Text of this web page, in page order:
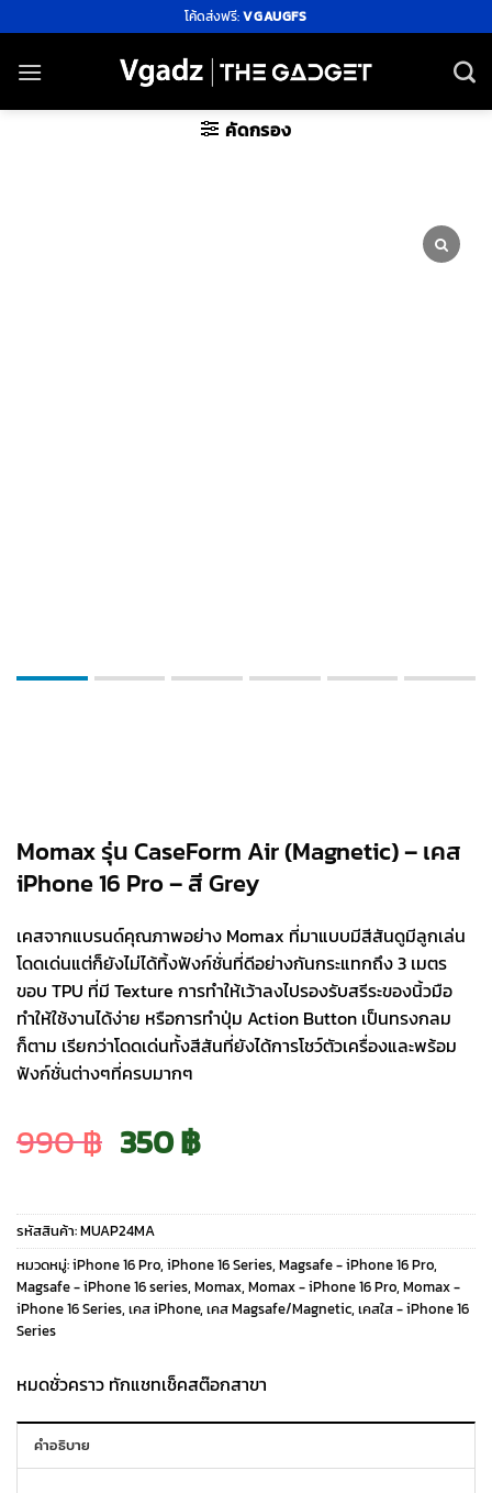
ไป
ยัง
โค้ดส่งฟรี:VGAUGFS
คัดกรอง
Momax รุ่น CaseForm Air (Magnetic) – เคส
iPhone 16 Pro – สี Grey
เคสจากแบรนด์คุณภาพอย่าง Momax ที่มาแบบมีสีสันดูมีลูกเล่น
โดดเด่นแต่ก็ยังไม่ได้ทิ้งฟังก์ชั่นที่ดีอย่างกันกระแทกถึง 3 เมตร
ขอบ TPU ที่มี Texture การทำให้เว้าลงไปรองรับสรีระของนิ้วมือ
ทำให้ใช้งานได้ง่าย หรือการทำปุ่ม Action Button เป็นทรงกลม
ก็ตาม เรียกว่าโดดเด่นทั้งสีสันที่ยังได้การโชว์ตัวเครื่องและพร้อม
ฟังก์ชั่นต่างๆที่ครบมากๆ
990฿ Original
price
was:
990 ฿.
350฿Current
price
is:
350 ฿.
รหัสสินค้า:MUAP24MA
หมวดหมู่:iPhone 16 Pro, iPhone 16 Series, Magsafe - iPhone 16 Pro,
Magsafe - iPhone 16 series, Momax, Momax - iPhone 16 Pro, Momax -
iPhone 16 Series, เคส iPhone, เคส Magsafe/Magnetic, เคสใส - iPhone 16
Series
หมดชั่วคราว ทักแชทเช็คสต๊อกสาขา
คำอธิบาย